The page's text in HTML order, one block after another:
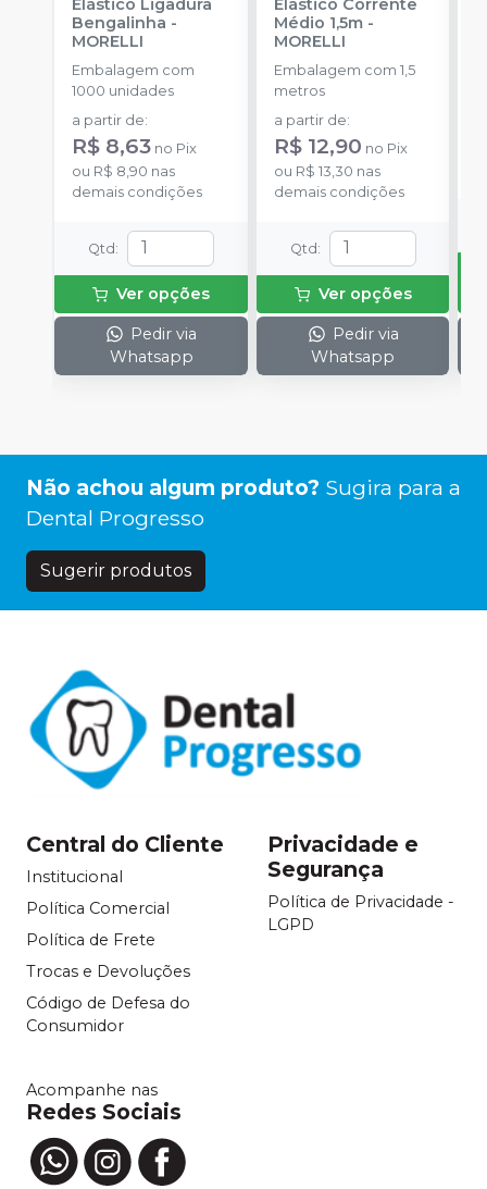
Elástico Ligadura
Bengalinha -
MORELLI
Embalagem com
1000 unidades
a partir de:
R$ 8,63 no Pix
ou R$ 8,90 nas
demais condições
Qtd :
Ver opções
Pedir via
Whatsapp
Elástico Corrente
Médio 1,5m-
MORELLI
Embalagem com 1,5
metros
a partir de:
R$ 12,90 no Pix
ou R$ 13,30 nas
demais condições
Qtd :
Ver opções
Pedir via
Whatsapp
Não achou algum produto? Sugira para a
Dental Progresso
Sugerir produtos
Central do Cliente
Institucional
Política Comercial
Política de Frete
Trocas e Devoluções
Código de Defesa do
Consumidor
Privacidade e
Segurança
Política de Privacidade -
LGPD
Acompanhe nas
Redes Sociais